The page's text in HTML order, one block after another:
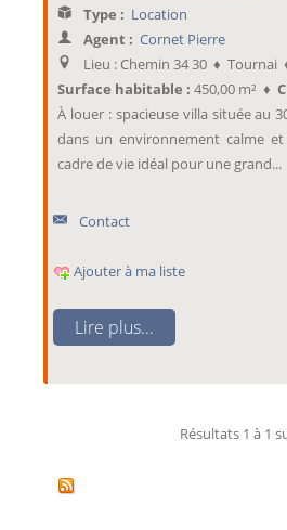
Type : Location
Agent : Cornet Pierre
Lieu : Chemin 34 30 ♦ Tournai
Surface habitable : 450,00 m² ♦
À louer : spacieuse villa située au
dans un environnement calme
cadre de vie idéal pour une grand...
Contact
Ajouter à ma liste
Lire plus...
Résultats 1 à 1